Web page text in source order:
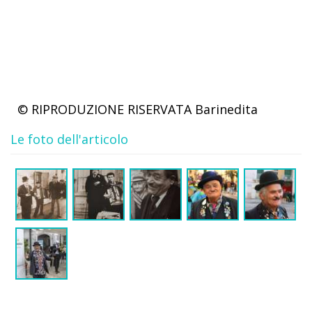
© RIPRODUZIONE RISERVATA Barinedita
Le foto dell'articolo